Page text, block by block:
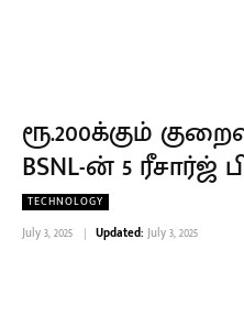
ரூ.200க்கும்
BSNL-ன் 5 ரீசார்ஜ்
TECHNOLOGY
July 3, 2025 Updated: July 3, 2025